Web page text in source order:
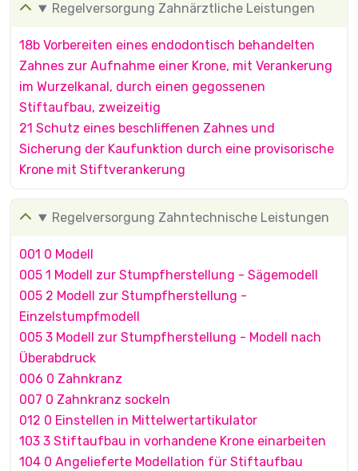
Regelversorgung Zahnärztliche Leistungen
18b Vorbereiten eines endodontisch behandelten
Zahnes zur Aufnahme einer Krone, mit Verankerung
im Wurzelkanal, durch einen gegossenen
Stiftaufbau, zweizeitig
21 Schutz eines beschliffenen Zahnes und
Sicherung der Kaufunktion durch eine provisorische
Krone mit Stiftverankerung
Regelversorgung Zahntechnische Leistungen
001 0 Modell
005 1 Modell zur Stumpfherstellung - Sägemodell
005 2 Modell zur Stumpfherstellung -
Einzelstumpfmodell
005 3 Modell zur Stumpfherstellung - Modell nach
Überabdruck
006 0 Zahnkranz
007 0 Zahnkranz sockeln
012 0 Einstellen in Mittelwertartikulator
103 3 Stiftaufbau in vorhandene Krone einarbeiten
104 0 Angelieferte Modellation für Stiftaufbau